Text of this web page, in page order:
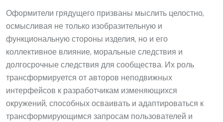
Оформители грядущего призваны мыслить целостно,
осмысливая не только изобразительную и
функциональную стороны изделия, но и его
коллективное влияние, моральные следствия и
долгосрочные следствия для сообщества. Их роль
трансформируется от авторов неподвижных
интерфейсов к разработчикам изменяющихся
окружений, способных осваивать и адаптироваться к
трансформирующимся запросам пользователей и